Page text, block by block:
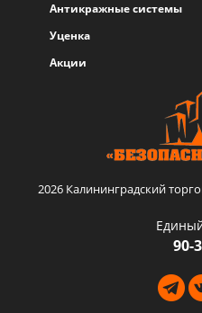
Антикражные системы
Уценка
Акции
2026 Калининградский
90-